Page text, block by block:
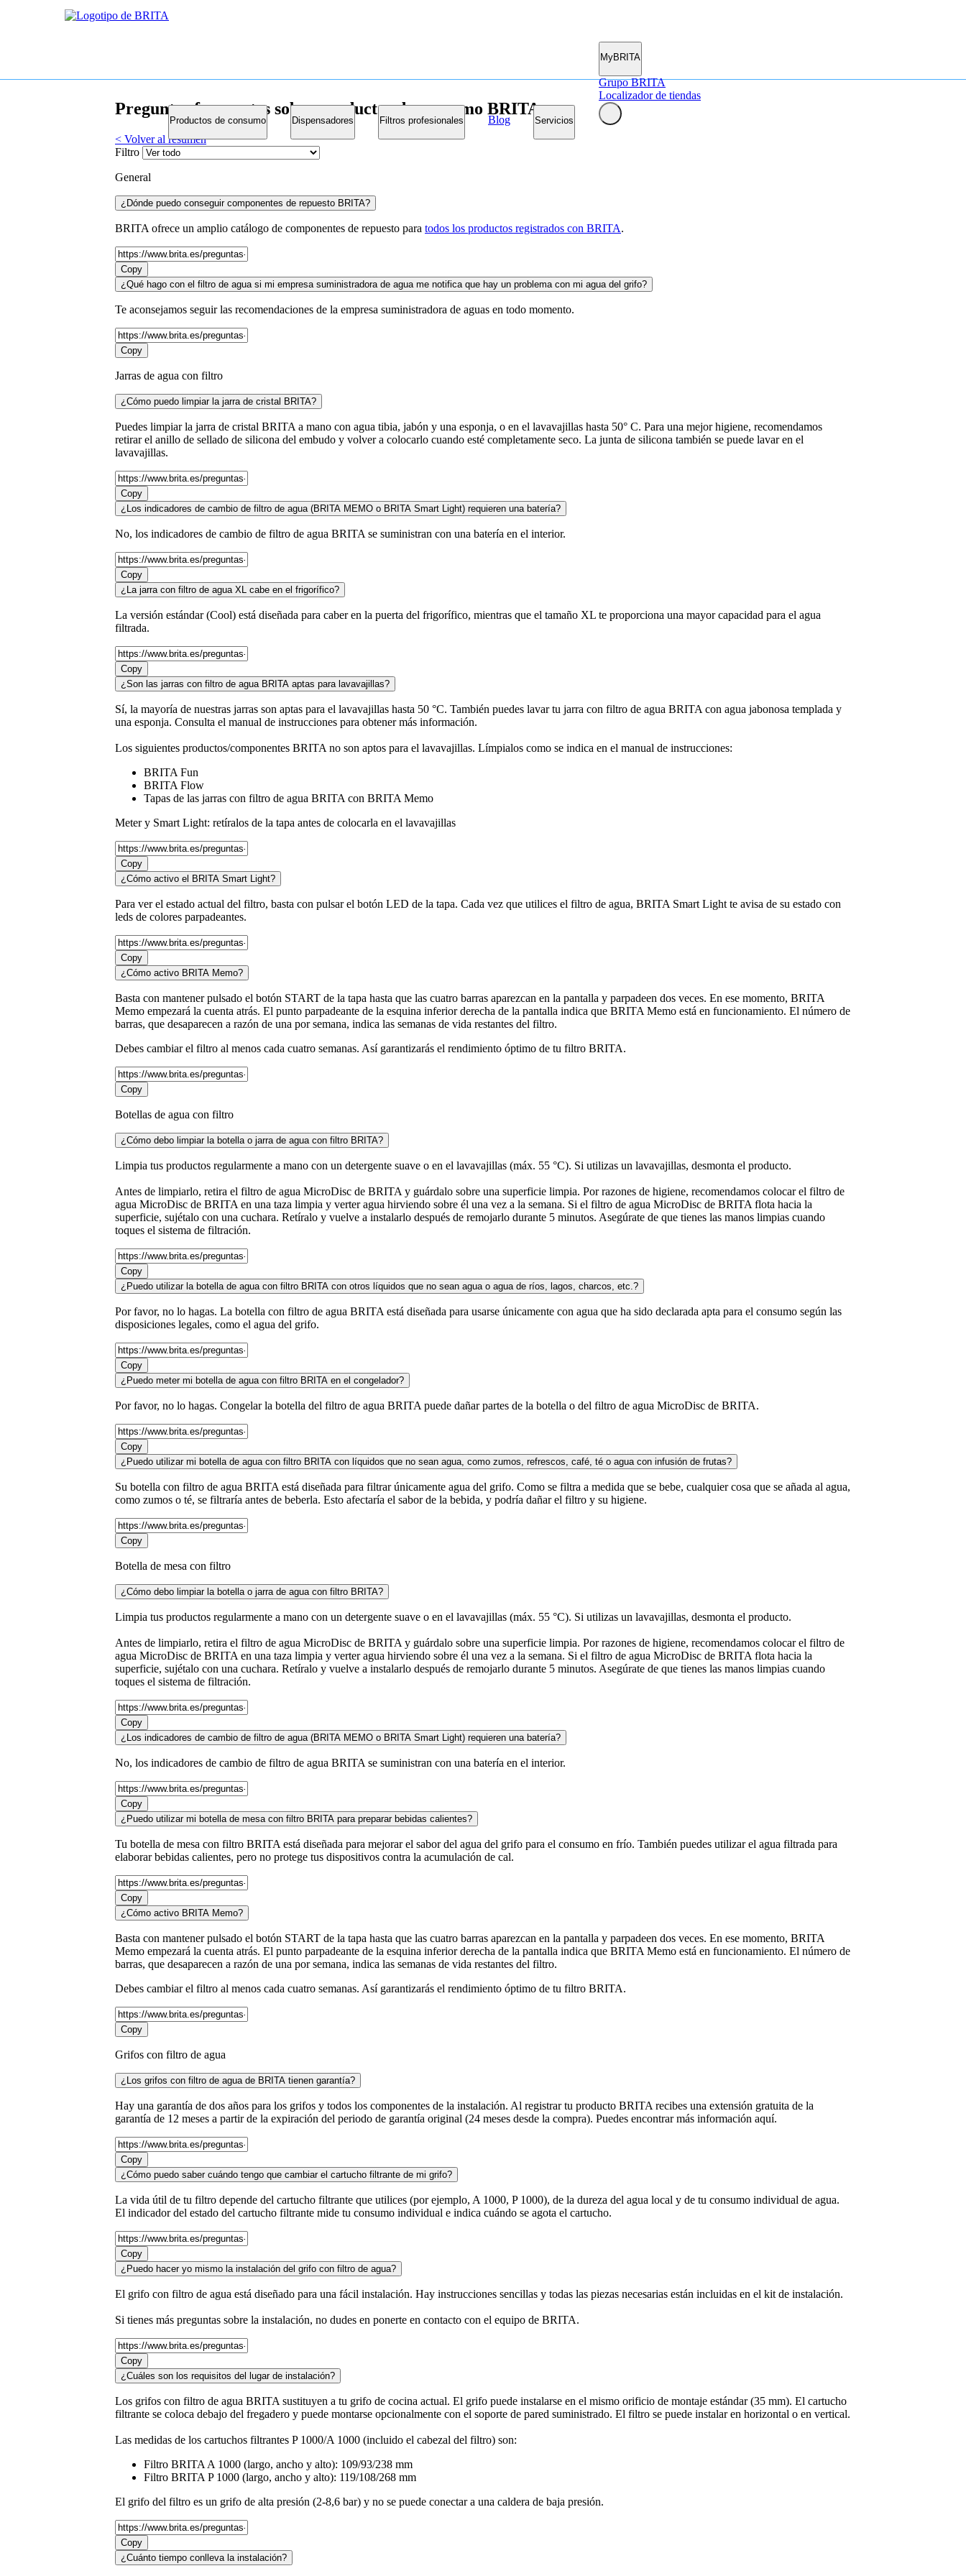
Productos de consumo Dispensadores Filtros profesionales Blog Servicios
MyBRITA
Grupo BRITA
Localizador de tiendas
Preguntas frecuentes sobre productos de consumo BRITA
< Volver al resumen
Filtro
General
¿Dónde puedo conseguir componentes de repuesto BRITA?
BRITA ofrece un amplio catálogo de componentes de repuesto para todos los productos registrados con BRITA.
Copy
¿Qué hago con el filtro de agua si mi empresa suministradora de agua me notifica que hay un problema con mi agua del grifo?
Te aconsejamos seguir las recomendaciones de la empresa suministradora de aguas en todo momento.
Copy
Jarras de agua con filtro
¿Cómo puedo limpiar la jarra de cristal BRITA?
Puedes limpiar la jarra de cristal BRITA a mano con agua tibia, jabón y una esponja, o en el lavavajillas hasta 50° C. Para una mejor higiene, recomendamos
retirar el anillo de sellado de silicona del embudo y volver a colocarlo cuando esté completamente seco. La junta de silicona también se puede lavar en el
lavavajillas.
Copy
¿Los indicadores de cambio de filtro de agua (BRITA MEMO o BRITA Smart Light) requieren una batería?
No, los indicadores de cambio de filtro de agua BRITA se suministran con una batería en el interior.
Copy
¿La jarra con filtro de agua XL cabe en el frigorífico?
La versión estándar (Cool) está diseñada para caber en la puerta del frigorífico, mientras que el tamaño XL te proporciona una mayor capacidad para el agua
filtrada.
Copy
¿Son las jarras con filtro de agua BRITA aptas para lavavajillas?
Sí, la mayoría de nuestras jarras son aptas para el lavavajillas hasta 50 °C. También puedes lavar tu jarra con filtro de agua BRITA con agua jabonosa templada y
una esponja. Consulta el manual de instrucciones para obtener más información.
Los siguientes productos/componentes BRITA no son aptos para el lavavajillas. Límpialos como se indica en el manual de instrucciones:
BRITA Fun
BRITA Flow
Tapas de las jarras con filtro de agua BRITA con BRITA Memo
Meter y Smart Light: retíralos de la tapa antes de colocarla en el lavavajillas
Copy
¿Cómo activo el BRITA Smart Light?
Para ver el estado actual del filtro, basta con pulsar el botón LED de la tapa. Cada vez que utilices el filtro de agua, BRITA Smart Light te avisa de su estado con
leds de colores parpadeantes.
Copy
¿Cómo activo BRITA Memo?
Basta con mantener pulsado el botón START de la tapa hasta que las cuatro barras aparezcan en la pantalla y parpadeen dos veces. En ese momento, BRITA
Memo empezará la cuenta atrás. El punto parpadeante de la esquina inferior derecha de la pantalla indica que BRITA Memo está en funcionamiento. El número de
barras, que desaparecen a razón de una por semana, indica las semanas de vida restantes del filtro.
Debes cambiar el filtro al menos cada cuatro semanas. Así garantizarás el rendimiento óptimo de tu filtro BRITA.
Copy
Botellas de agua con filtro
¿Cómo debo limpiar la botella o jarra de agua con filtro BRITA?
Limpia tus productos regularmente a mano con un detergente suave o en el lavavajillas (máx. 55 °C). Si utilizas un lavavajillas, desmonta el producto.
Antes de limpiarlo, retira el filtro de agua MicroDisc de BRITA y guárdalo sobre una superficie limpia. Por razones de higiene, recomendamos colocar el filtro de
agua MicroDisc de BRITA en una taza limpia y verter agua hirviendo sobre él una vez a la semana. Si el filtro de agua MicroDisc de BRITA flota hacia la
superficie, sujétalo con una cuchara. Retíralo y vuelve a instalarlo después de remojarlo durante 5 minutos. Asegúrate de que tienes las manos limpias cuando
toques el sistema de filtración.
Copy
¿Puedo utilizar la botella de agua con filtro BRITA con otros líquidos que no sean agua o agua de ríos, lagos, charcos, etc.?
Por favor, no lo hagas. La botella con filtro de agua BRITA está diseñada para usarse únicamente con agua que ha sido declarada apta para el consumo según las
disposiciones legales, como el agua del grifo.
Copy
¿Puedo meter mi botella de agua con filtro BRITA en el congelador?
Por favor, no lo hagas. Congelar la botella del filtro de agua BRITA puede dañar partes de la botella o del filtro de agua MicroDisc de BRITA.
Copy
¿Puedo utilizar mi botella de agua con filtro BRITA con líquidos que no sean agua, como zumos, refrescos, café, té o agua con infusión de frutas?
Su botella con filtro de agua BRITA está diseñada para filtrar únicamente agua del grifo. Como se filtra a medida que se bebe, cualquier cosa que se añada al agua,
como zumos o té, se filtraría antes de beberla. Esto afectaría el sabor de la bebida, y podría dañar el filtro y su higiene.
Copy
Botella de mesa con filtro
¿Cómo debo limpiar la botella o jarra de agua con filtro BRITA?
Limpia tus productos regularmente a mano con un detergente suave o en el lavavajillas (máx. 55 °C). Si utilizas un lavavajillas, desmonta el producto.
Antes de limpiarlo, retira el filtro de agua MicroDisc de BRITA y guárdalo sobre una superficie limpia. Por razones de higiene, recomendamos colocar el filtro de
agua MicroDisc de BRITA en una taza limpia y verter agua hirviendo sobre él una vez a la semana. Si el filtro de agua MicroDisc de BRITA flota hacia la
superficie, sujétalo con una cuchara. Retíralo y vuelve a instalarlo después de remojarlo durante 5 minutos. Asegúrate de que tienes las manos limpias cuando
toques el sistema de filtración.
Copy
¿Los indicadores de cambio de filtro de agua (BRITA MEMO o BRITA Smart Light) requieren una batería?
No, los indicadores de cambio de filtro de agua BRITA se suministran con una batería en el interior.
Copy
¿Puedo utilizar mi botella de mesa con filtro BRITA para preparar bebidas calientes?
Tu botella de mesa con filtro BRITA está diseñada para mejorar el sabor del agua del grifo para el consumo en frío. También puedes utilizar el agua filtrada para
elaborar bebidas calientes, pero no protege tus dispositivos contra la acumulación de cal.
Copy
¿Cómo activo BRITA Memo?
Basta con mantener pulsado el botón START de la tapa hasta que las cuatro barras aparezcan en la pantalla y parpadeen dos veces. En ese momento, BRITA
Memo empezará la cuenta atrás. El punto parpadeante de la esquina inferior derecha de la pantalla indica que BRITA Memo está en funcionamiento. El número de
barras, que desaparecen a razón de una por semana, indica las semanas de vida restantes del filtro.
Debes cambiar el filtro al menos cada cuatro semanas. Así garantizarás el rendimiento óptimo de tu filtro BRITA.
Copy
Grifos con filtro de agua
¿Los grifos con filtro de agua de BRITA tienen garantía?
Hay una garantía de dos años para los grifos y todos los componentes de la instalación. Al registrar tu producto BRITA recibes una extensión gratuita de la
garantía de 12 meses a partir de la expiración del periodo de garantía original (24 meses desde la compra). Puedes encontrar más información aquí.
Copy
¿Cómo puedo saber cuándo tengo que cambiar el cartucho filtrante de mi grifo?
La vida útil de tu filtro depende del cartucho filtrante que utilices (por ejemplo, A 1000, P 1000), de la dureza del agua local y de tu consumo individual de agua.
El indicador del estado del cartucho filtrante mide tu consumo individual e indica cuándo se agota el cartucho.
Copy
¿Puedo hacer yo mismo la instalación del grifo con filtro de agua?
El grifo con filtro de agua está diseñado para una fácil instalación. Hay instrucciones sencillas y todas las piezas necesarias están incluidas en el kit de instalación.
Si tienes más preguntas sobre la instalación, no dudes en ponerte en contacto con el equipo de BRITA.
Copy
¿Cuáles son los requisitos del lugar de instalación?
Los grifos con filtro de agua BRITA sustituyen a tu grifo de cocina actual. El grifo puede instalarse en el mismo orificio de montaje estándar (35 mm). El cartucho
filtrante se coloca debajo del fregadero y puede montarse opcionalmente con el soporte de pared suministrado. El filtro se puede instalar en horizontal o en vertical.
Las medidas de los cartuchos filtrantes P 1000/A 1000 (incluido el cabezal del filtro) son:
Filtro BRITA A 1000 (largo, ancho y alto): 109/93/238 mm
Filtro BRITA P 1000 (largo, ancho y alto): 119/108/268 mm
El grifo del filtro es un grifo de alta presión (2-8,6 bar) y no se puede conectar a una caldera de baja presión.
Copy
¿Cuánto tiempo conlleva la instalación?